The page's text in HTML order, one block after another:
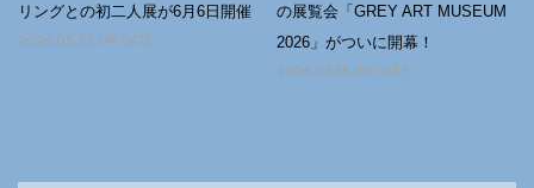
リングとの初二人展が6月6日開催
2026.05.22 UP DATE
の展覧会「GREY ART MUSEUM
2026」がついに開幕！
2026.05.18 UP DATE